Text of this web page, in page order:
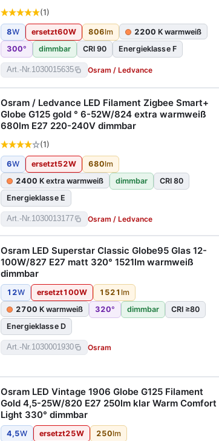
(1)
8W ersetzt60W 806lm 2200 K warmweiß
300° dimmbar CRI 90 Energieklasse F
Art.-Nr.1030015635 Osram / Ledvance
Osram / Ledvance LED Filament Zigbee Smart+
Globe G125 gold ° 6-52W/824 extra warmweiß
680lm E27 220-240V dimmbar
(1)
6W ersetzt52W 680lm
2400 K extra warmweiß dimmbar
CRI 80
Energieklasse E
Art.-Nr.1030013177 Osram / Ledvance
Osram LED Superstar Classic Globe95 Glas 12-
100W/827 E27 matt 320° 1521lm warmweiß
dimmbar
12W ersetzt100W 1521 lm
2700 K warmweiß 320° dimmbar
CRI ≥80
Energieklasse D
Art.-Nr.1030001930 Osram
Osram LED Vintage 1906 Globe G125 Filament
Gold 4,5-25W/820 E27 250lm klar Warm Comfort
Light 330° dimmbar
4,5W ersetzt25W 250lm